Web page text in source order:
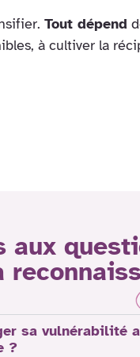
Tout dépend
à cultiver la
aux
sa vulnérabilité
?